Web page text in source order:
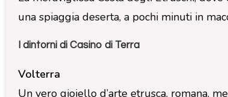
una spiaggia deserta, a pochi minuti in
I dintorni di Casino di Terra
Volterra
Un vero gioiello d’arte etrusca, romana,